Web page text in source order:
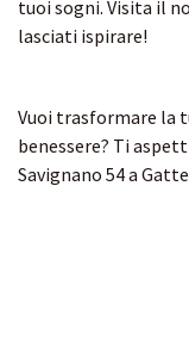
tuoi sogni. Visita il
lasciati ispirare!
Vuoi trasformare la
benessere? Ti
Savignano 54 a